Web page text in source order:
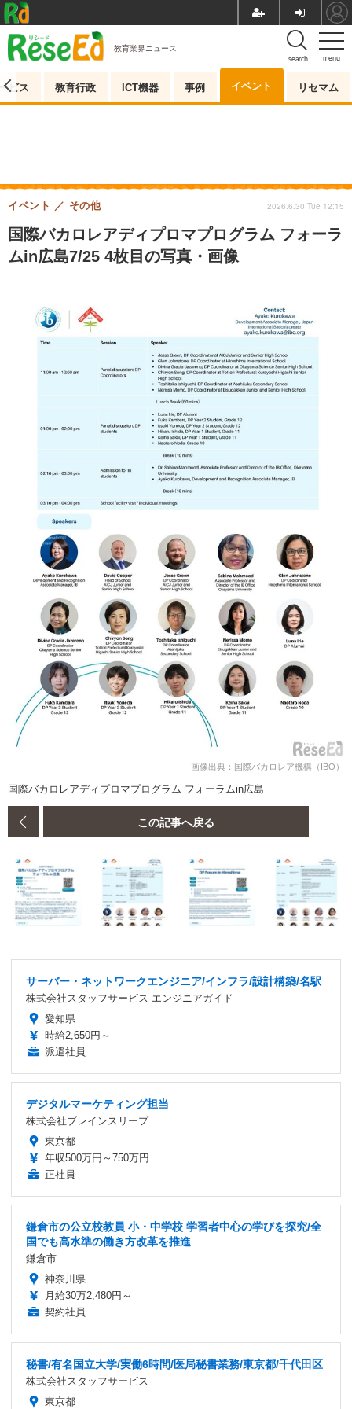
menu
search
教育業界ニュース
ビス 教育行政 ICT機器 事例 イベント リセマム
国際バカロレアディプロマプログラム フォーラ
ムin広島7/25 4枚目の写真・画像
イベント その他 2026.6.30 Tue 12:15
画像出典：国際バカロレア機構（IBO）
国際バカロレアディプロマプログラム フォーラムin広島
この記事へ戻る
サーバー・ネットワークエンジニア/インフラ/設計構築/名駅
株式会社スタッフサービス エンジニアガイド
愛知県
時給2,650円～
派遣社員
デジタルマーケティング担当
株式会社ブレインスリープ
東京都
年収500万円～750万円
正社員
鎌倉市の公立校教員 小・中学校 学習者中心の学びを探究/全
国でも高水準の働き方改革を推進
鎌倉市
神奈川県
月給30万2,480円～
契約社員
秘書/有名国立大学/実働6時間/医局秘書業務/東京都/千代田区
株式会社スタッフサービス
東京都